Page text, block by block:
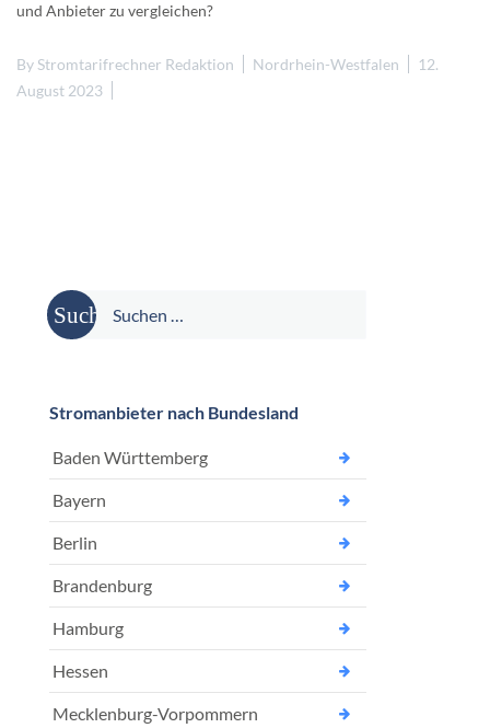
und Anbieter zu vergleichen?
By Stromtarifrechner Redaktion Nordrhein-Westfalen
12.
August 2023
Suche
nach:
Stromanbieter nach Bundesland
Baden Württemberg
Bayern
Berlin
Brandenburg
Hamburg
Hessen
Mecklenburg-Vorpommern